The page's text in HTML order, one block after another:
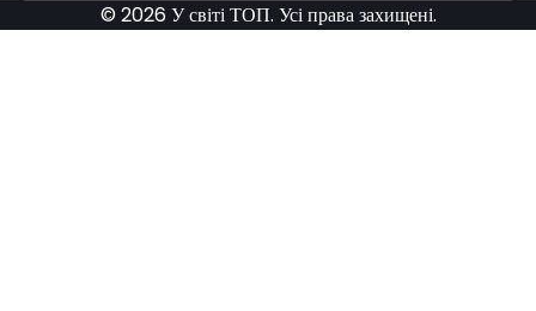
© 2026 У світі ТОП. Усі права захищені.